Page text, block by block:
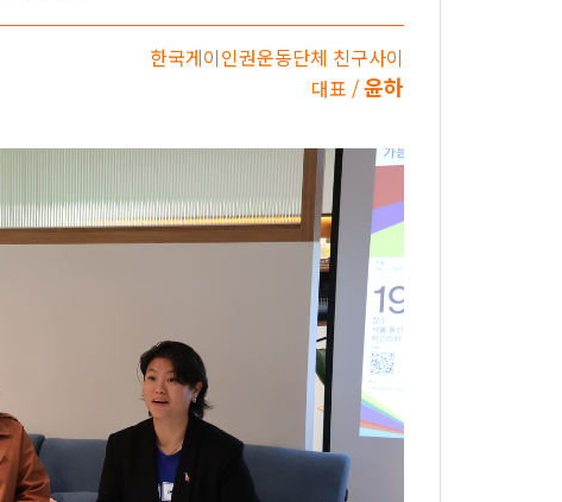
한국게이인권운동단체 친구사이
대표 /윤하